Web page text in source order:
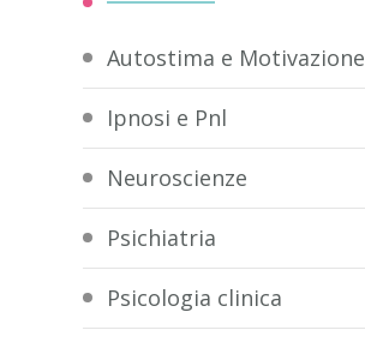
Autostima e Motivazione
Ipnosi e Pnl
Neuroscienze
Psichiatria
Psicologia clinica